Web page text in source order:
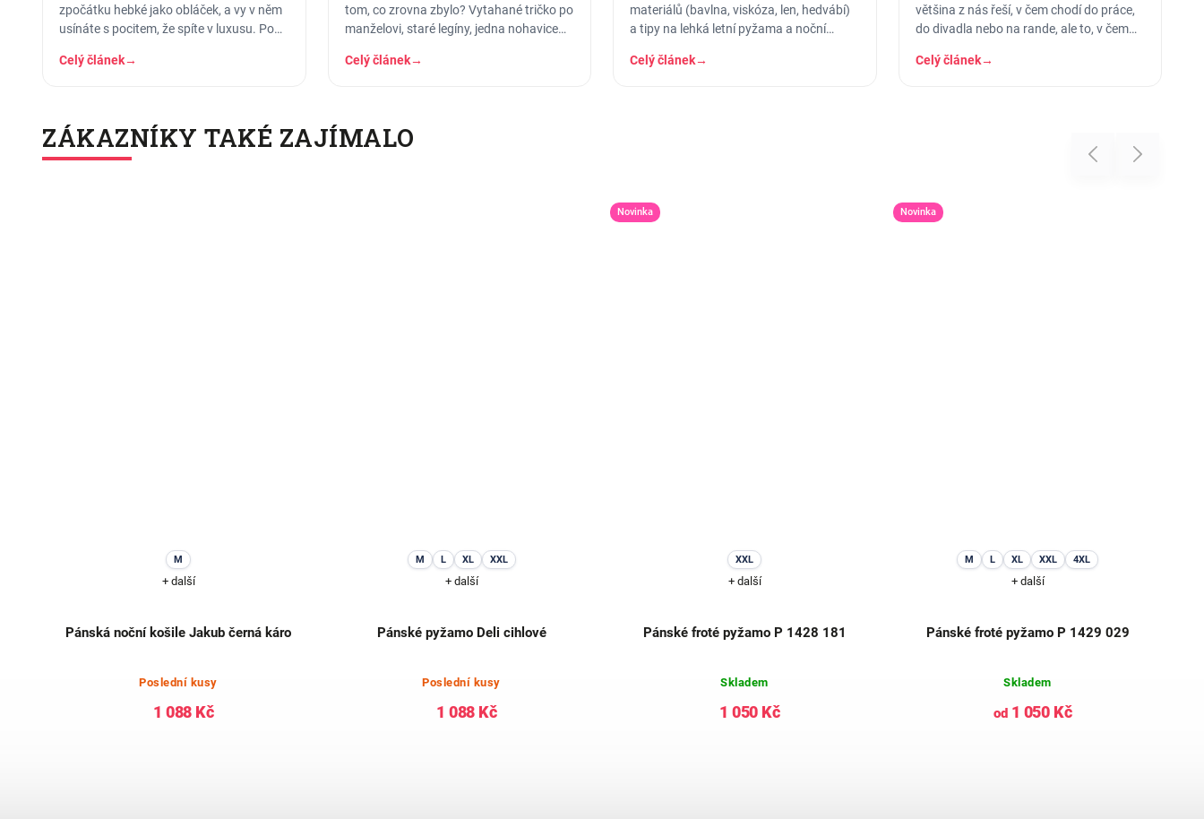
zpočátku hebké jako obláček, a vy v něm
usínáte s pocitem, že spíte v luxusu. Po
Celý článek→
tom, co zrovna zbylo? Vytahané tričko po
manželovi, staré legíny, jedna nohavice
Celý článek→
materiálů (bavlna, viskóza, len, hedvábí)
a tipy na lehká letní pyžama a noční
Celý článek→
většina z nás řeší, v čem chodí do práce,
do divadla nebo na rande, ale to, v čem
Celý článek→
ZÁKAZNÍKY TAKÉ ZAJÍMALO
Previous
M
+ další
Pánská noční košile Jakub černá káro
Poslední kusy
1 088 Kč
M L XL XXL
+ další
Pánské pyžamo Deli cihlové
Poslední kusy
1 088 Kč
Novinka
XXL
+ další
Pánské froté pyžamo P 1428 181
Skladem
1 050 Kč
Novinka
M L XL XXL 4XL
+ další
Pánské froté pyžamo P 1429 029
Skladem
od 1 050 Kč
Next